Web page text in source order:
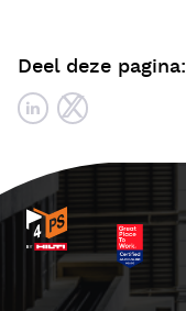
Deel deze pagina: